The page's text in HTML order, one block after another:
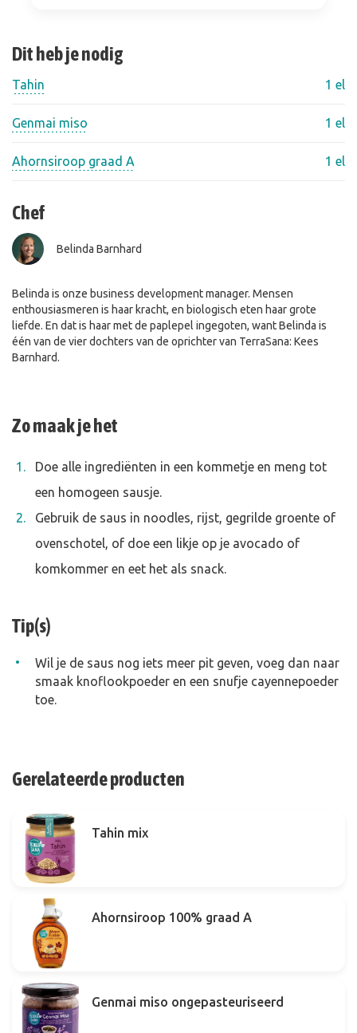
Dit heb je nodig
Tahin 1 el
Genmai miso 1 el
Ahornsiroop graad A 1 el
Chef
Belinda Barnhard
Belinda is onze business development manager. Mensen
enthousiasmeren is haar kracht, en biologisch eten haar grote
liefde. En dat is haar met de paplepel ingegoten, want Belinda is
één van de vier dochters van de oprichter van TerraSana: Kees
Barnhard.
Zo maak je het
Doe alle ingrediënten in een kommetje en meng tot
een homogeen sausje.
Gebruik de saus in noodles, rijst, gegrilde groente of
ovenschotel, of doe een likje op je avocado of
komkommer en eet het als snack.
Tip(s)
Wil je de saus nog iets meer pit geven, voeg dan naar
smaak knoflookpoeder en een snufje cayennepoeder
toe.
Gerelateerde producten
Tahin mix
Ahornsiroop 100% graad A
Genmai miso ongepasteuriseerd